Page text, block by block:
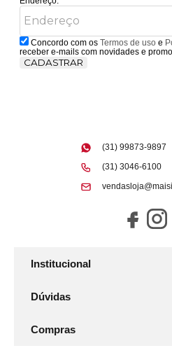
Concordo com osTermos de uso e
receber e-mails com novidades e
CADASTRAR
Institucional
Dúvidas
Compras
(31) 99873-9897
(31) 3046-6100